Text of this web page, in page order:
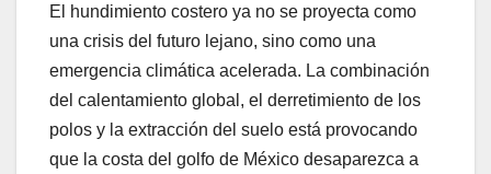
El hundimiento costero ya no se proyecta como
una crisis del futuro lejano, sino como una
emergencia climática acelerada. La combinación
del calentamiento global, el derretimiento de los
polos y la extracción del suelo está provocando
que la costa del golfo de México desaparezca a